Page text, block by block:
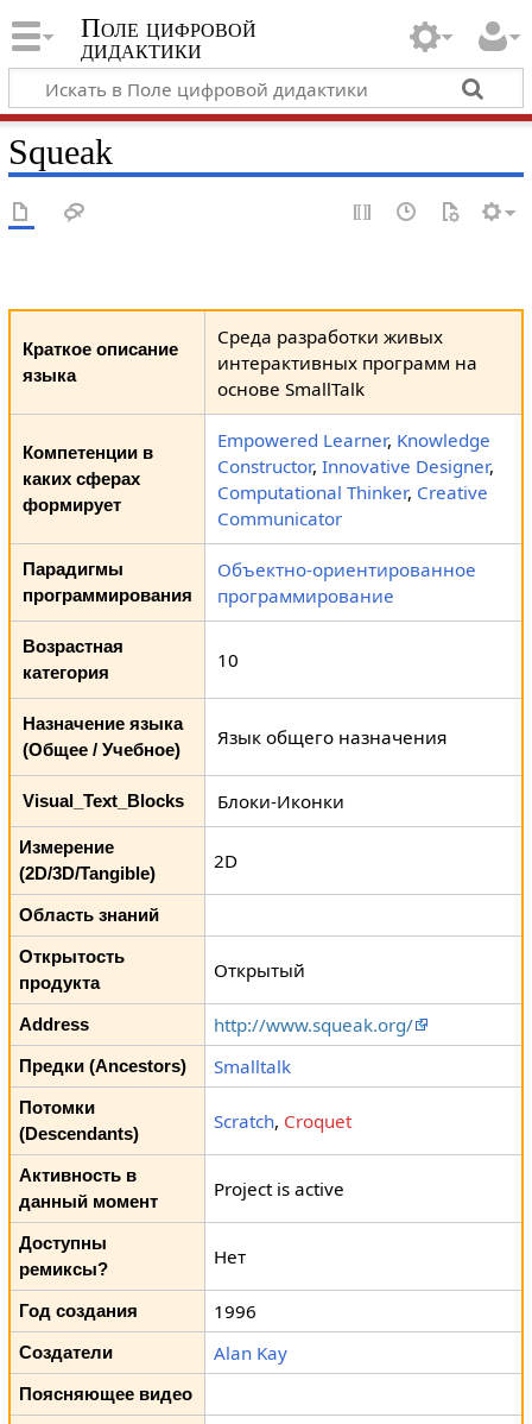
Поле цифровой
дидактики
Squeak
Краткое описание
языка
Среда разработки живых
интерактивных программ на
основе SmallTalk
Компетенции в
каких сферах
формирует
Empowered Learner, Knowledge
Constructor, Innovative Designer,
Computational Thinker, Creative
Communicator
Парадигмы
программирования
Объектно-ориентированное
программирование
Возрастная
категория
10
Назначение языка
(Общее / Учебное)
Язык общего назначения
Visual_Text_Blocks Блоки-Иконки
Измерение
(2D/3D/Tangible)
2D
Область знаний
Открытость
продукта
Открытый
Address http://www.squeak.org/
Предки (Ancestors) Smalltalk
Потомки
(Descendants)
Scratch, Croquet
Активность в
данный момент
Project is active
Доступны
ремиксы?
Нет
Год создания 1996
Создатели Alan Kay
Поясняющее видео